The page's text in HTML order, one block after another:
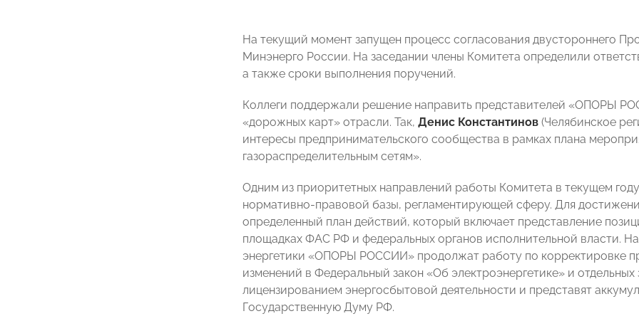
На текущий момент запущен процесс согласования двустороннего
Минэнерго России. На заседании члены Комитета определили
а также сроки выполнения поручений.
Коллеги поддержали решение направить представителей «ОПОРЫ
«дорожных карт» отрасли. Так, Денис Константинов (Челябинское
интересы предпринимательского сообщества в рамках плана
газораспределительным сетям».
Одним из приоритетных направлений работы Комитета в текущем
нормативно-правовой базы, регламентирующей сферу. Для
определенный план действий, который включает представление
площадках ФАС РФ и федеральных органов исполнительной власти.
энергетики «ОПОРЫ РОССИИ» продолжат работу по корректировке
изменений в Федеральный закон «Об электроэнергетике» и
лицензированием энергосбытовой деятельности и представят
Государственную Думу РФ.